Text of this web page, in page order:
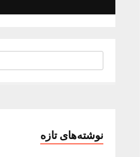
نوشته‌های تازه